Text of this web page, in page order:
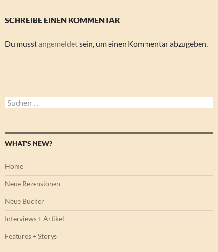
SCHREIBE EINEN KOMMENTAR
Du musstangemeldetsein, um einen Kommentar abzugeben.
Suchen
nach:
WHAT’S NEW?
Home
Neue Rezensionen
Neue Bücher
Interviews + Artikel
Features + Storys